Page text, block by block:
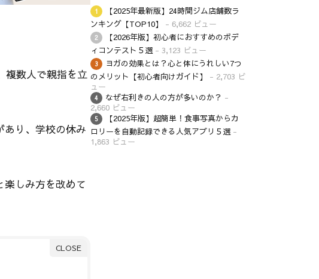
複数人で親指を立
り、学校の休み
しみ方を改めて
【2025年最新版】24時間ジム店舗数ラ
ンキング【TOP10】
- 6,662 ビュー
【2026年版】初心者におすすめのボデ
ィコンテスト５選 - 3,123 ビュー
ヨガの効果とは？心と体にうれしい7つ
のメリット【初心者向けガイド】
- 2,703 ビ
ュー
なぜ右利きの人の方が多いのか？ -
2,660 ビュー
【2025年版】超簡単！食事写真からカ
ロリーを自動記録できる人気アプリ５選 -
1,863 ビュー